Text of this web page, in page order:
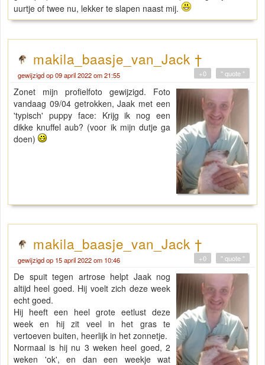
uurtje of twee nu, lekker te slapen naast mij.
makila_baasje_van_Jack †
gewijzigd op 09 april 2022 om 21:55 " quote "
+0
Zonet mijn profielfoto gewijzigd. Foto
vandaag 09/04 getrokken, Jaak met een
'typisch' puppy face: Krijg ik nog een
dikke knuffel aub? (voor ik mijn dutje ga
doen)
makila_baasje_van_Jack †
gewijzigd op 15 april 2022 om 10:46 " quote "
+0
De spuit tegen artrose helpt Jaak nog
altijd heel goed. Hij voelt zich deze week
echt goed.
Hij heeft een heel grote eetlust deze
week en hij zit veel in het gras te
vertoeven buiten, heerlijk in het zonnetje.
Normaal is hij nu 3 weken heel goed, 2
weken 'ok', en dan een weekje wat